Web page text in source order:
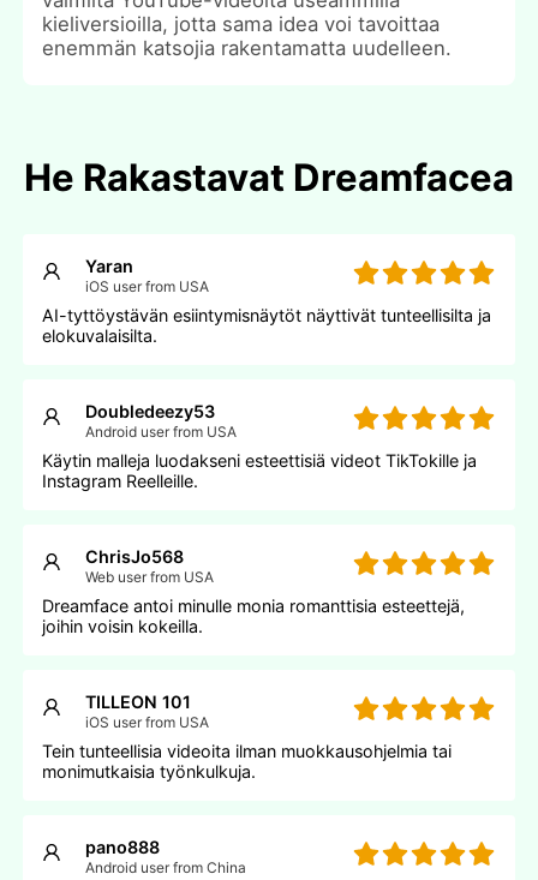
kieliversioilla, jotta sama idea voi tavoittaa
enemmän katsojia rakentamatta uudelleen.
He Rakastavat Dreamfacea
Yaran
iOS user from USA
AI-tyttöystävän esiintymisnäytöt näyttivät tunteellisilta ja
elokuvalaisilta.
Doubledeezy53
Android user from USA
Käytin malleja luodakseni esteettisiä videot TikTokille ja
Instagram Reelleille.
ChrisJo568
Web user from USA
Dreamface antoi minulle monia romanttisia esteettejä,
joihin voisin kokeilla.
TILLEON 101
iOS user from USA
Tein tunteellisia videoita ilman muokkausohjelmia tai
monimutkaisia työnkulkuja.
pano888
Android user from China